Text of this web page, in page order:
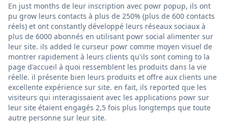
En just months de leur inscription avec powr popup, ils ont
pu grow leurs contacts à plus de 250% (plus de 600 contacts
réels) et ont constantly développé leurs réseaux sociaux à
plus de 6000 abonnés en utilisant powr social alimenter sur
leur site. ils added le curseur powr comme moyen visuel de
montrer rapidement à leurs clients qu'ils sont coming to la
page d'accueil à quoi ressemblent les produits dans la vie
réelle. il présente bien leurs produits et offre aux clients une
excellente expérience sur site. en fait, ils reported que les
visiteurs qui interagissaient avec les applications powr sur
leur site étaient engagés 2,5 fois plus longtemps que toute
autre personne sur leur site.